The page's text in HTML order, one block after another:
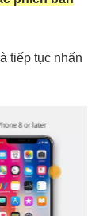
tiếp tục nhấn